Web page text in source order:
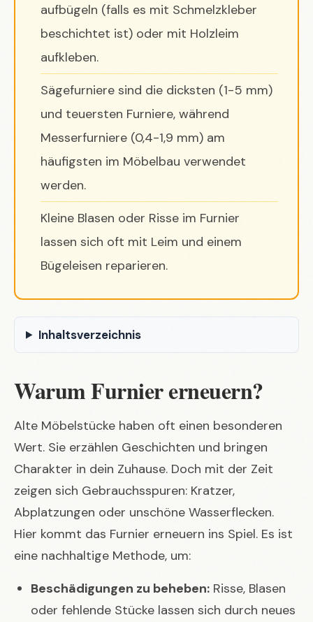
aufbügeln (falls es mit Schmelzkleber
beschichtet ist) oder mit Holzleim
aufkleben.
Sägefurniere sind die dicksten (1-5 mm)
und teuersten Furniere, während
Messerfurniere (0,4-1,9 mm) am
häufigsten im Möbelbau verwendet
werden.
Kleine Blasen oder Risse im Furnier
lassen sich oft mit Leim und einem
Bügeleisen reparieren.
Inhaltsverzeichnis
Warum Furnier erneuern?
Alte Möbelstücke haben oft einen besonderen
Wert. Sie erzählen Geschichten und bringen
Charakter in dein Zuhause. Doch mit der Zeit
zeigen sich Gebrauchsspuren: Kratzer,
Abplatzungen oder unschöne Wasserflecken.
Hier kommt das Furnier erneuern ins Spiel. Es ist
eine nachhaltige Methode, um:
Beschädigungen zu beheben: Risse, Blasen
oder fehlende Stücke lassen sich durch neues